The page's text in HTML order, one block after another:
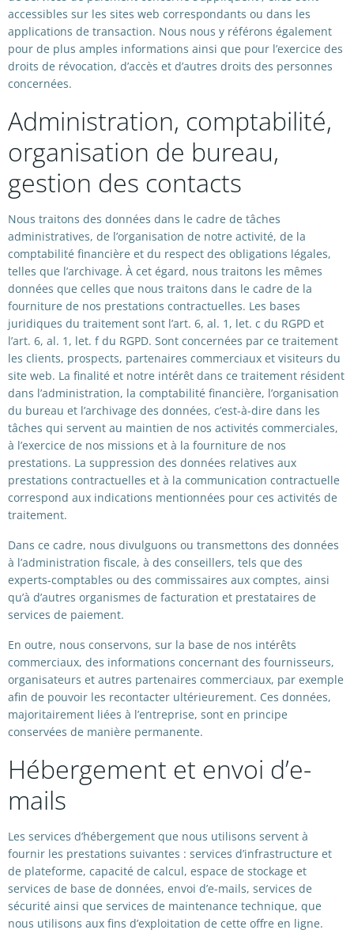
accessibles sur les sites web correspondants ou dans les
applications de transaction. Nous nous y référons également
pour de plus amples informations ainsi que pour l’exercice des
droits de révocation, d’accès et d’autres droits des personnes
concernées.
Administration, comptabilité,
organisation de bureau,
gestion des contacts
Nous traitons des données dans le cadre de tâches
administratives, de l’organisation de notre activité, de la
comptabilité financière et du respect des obligations légales,
telles que l’archivage. À cet égard, nous traitons les mêmes
données que celles que nous traitons dans le cadre de la
fourniture de nos prestations contractuelles. Les bases
juridiques du traitement sont l’art. 6, al. 1, let. c du RGPD et
l’art. 6, al. 1, let. f du RGPD. Sont concernées par ce traitement
les clients, prospects, partenaires commerciaux et visiteurs du
site web. La finalité et notre intérêt dans ce traitement résident
dans l’administration, la comptabilité financière, l’organisation
du bureau et l’archivage des données, c’est-à-dire dans les
tâches qui servent au maintien de nos activités commerciales,
à l’exercice de nos missions et à la fourniture de nos
prestations. La suppression des données relatives aux
prestations contractuelles et à la communication contractuelle
correspond aux indications mentionnées pour ces activités de
traitement.
Dans ce cadre, nous divulguons ou transmettons des données
à l’administration fiscale, à des conseillers, tels que des
experts-comptables ou des commissaires aux comptes, ainsi
qu’à d’autres organismes de facturation et prestataires de
services de paiement.
En outre, nous conservons, sur la base de nos intérêts
commerciaux, des informations concernant des fournisseurs,
organisateurs et autres partenaires commerciaux, par exemple
afin de pouvoir les recontacter ultérieurement. Ces données,
majoritairement liées à l’entreprise, sont en principe
conservées de manière permanente.
Hébergement et envoi d’e-
mails
Les services d’hébergement que nous utilisons servent à
fournir les prestations suivantes : services d’infrastructure et
de plateforme, capacité de calcul, espace de stockage et
services de base de données, envoi d’e-mails, services de
sécurité ainsi que services de maintenance technique, que
nous utilisons aux fins d’exploitation de cette offre en ligne.